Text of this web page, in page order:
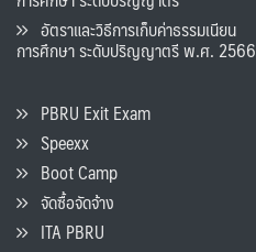
อัตราและวิธีการเก็บค่าธรรมเนียน
การศึกษา ระดับปริญญาตรี พ.ศ. 2566
PBRU Exit Exam
Speexx
Boot Camp
จัดซื้อจัดจ้าง
ITA PBRU